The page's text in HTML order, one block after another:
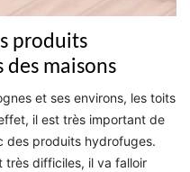
produits
des maisons
et ses environs, les toits
il est très important de
des produits hydrofuges.
très difficiles, il va falloir